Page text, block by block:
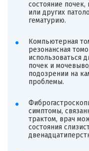
состояние
или других
гематурию.
Компьютерная
резонансная
использоваться
почек и
подозрении на
проблемы.
симптомы,
трактом, врач
состояния